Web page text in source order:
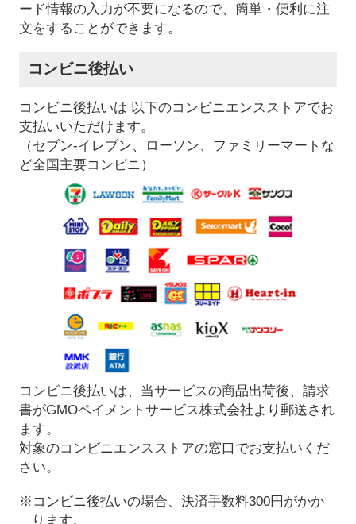
ード情報の入力が不要になるので、簡単・便利に注
文をすることができます。
コンビニ後払い
コンビニ後払いは 以下のコンビニエンスストアでお
支払いいただけます。
（セブン-イレブン、ローソン、ファミリーマートな
ど全国主要コンビニ）
コンビニ後払いは、当サービスの商品出荷後、請求
書がGMOペイメントサービス株式会社より郵送され
ます。
対象のコンビニエンスストアの窓口でお支払いくだ
さい。
※コンビニ後払いの場合、決済手数料300円がかか
ります。